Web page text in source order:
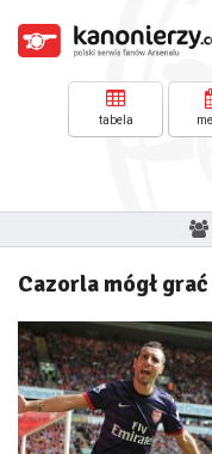
tabela
Cazorla mógł